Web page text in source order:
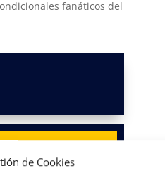
de Cookies
fanáticos del